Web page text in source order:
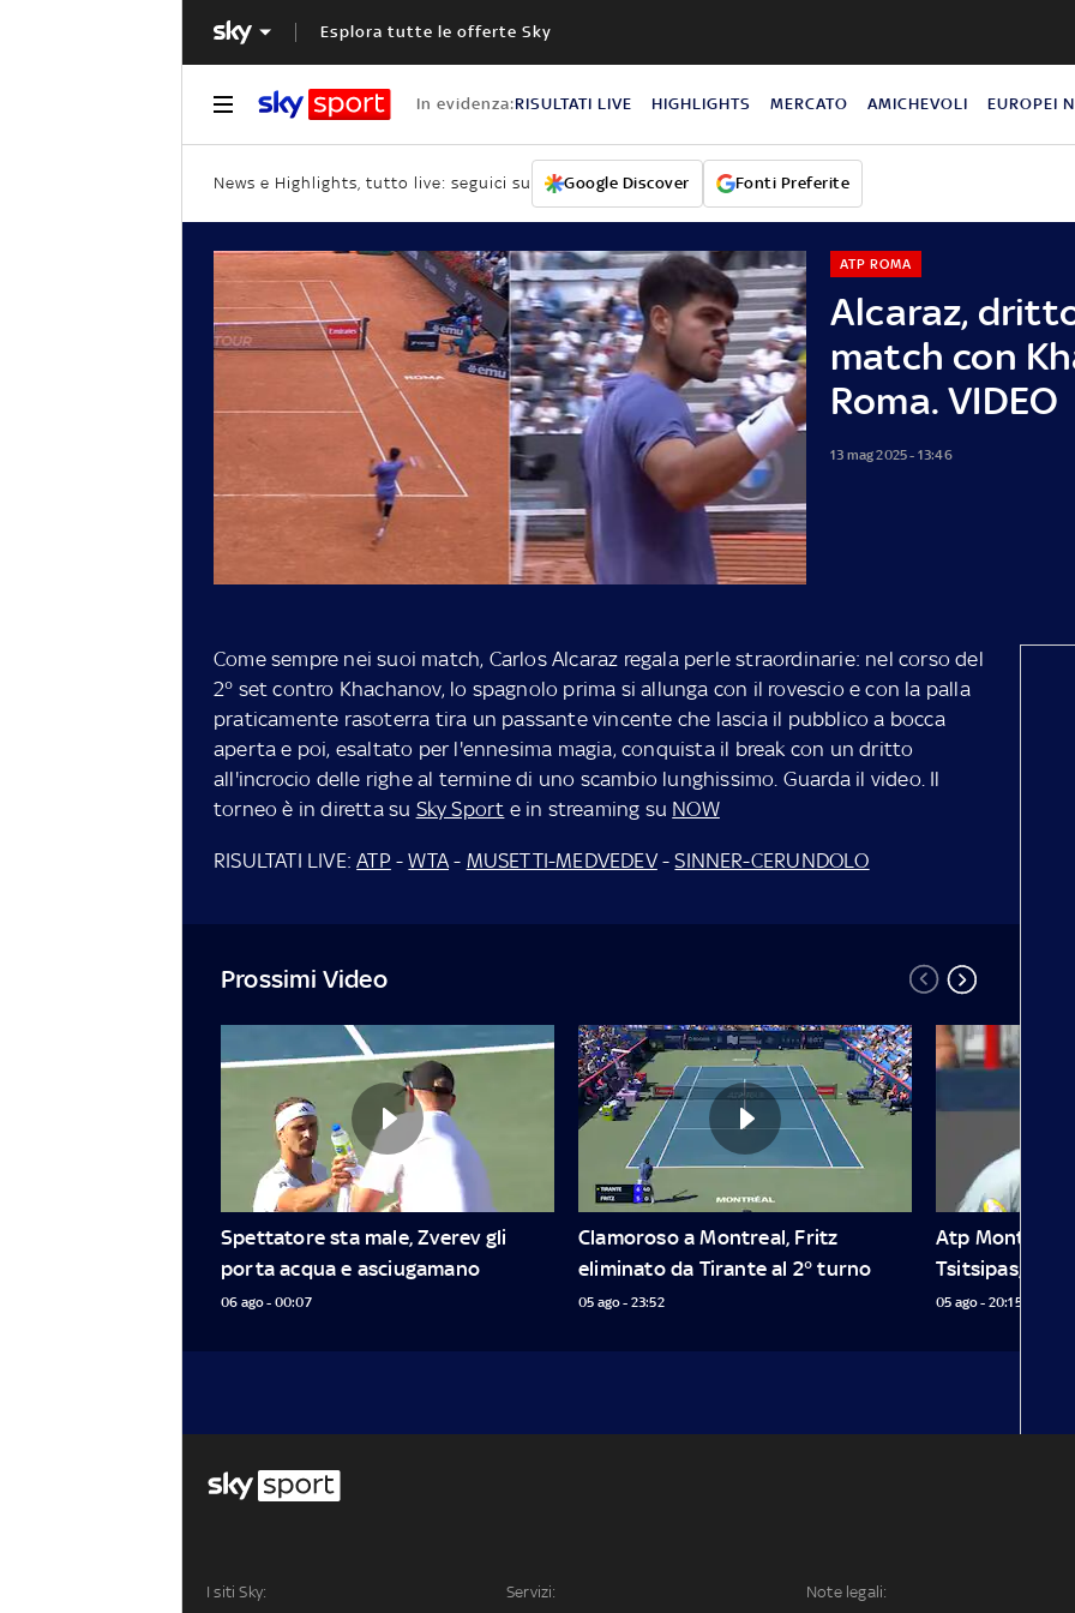
Esplora tutte le offerte Sky
In evidenza:RISULTATI LIVE HIGHLIGHTS MERCATO AMICHEVOLI EUROPEI
News e Highlights, tutto live: seguici su Google Discover Fonti Preferite
Alcaraz,
match con
Roma. VIDEO
ATP ROMA
13 mag 2025 - 13:46
Come sempre nei suoi match, Carlos Alcaraz regala perle straordinarie: nel corso del
2° set contro Khachanov, lo spagnolo prima si allunga con il rovescio e con la palla
praticamente rasoterra tira un passante vincente che lascia il pubblico a bocca
aperta e poi, esaltato per l'ennesima magia, conquista il break con un dritto
all'incrocio delle righe al termine di uno scambio lunghissimo. Guarda il video. Il
torneo è in diretta su Sky Sport e in streaming su NOW
RISULTATI LIVE:ATP -WTA - MUSETTI-MEDVEDEV-SINNER-CERUNDOLO
Prossimi Video
Spettatore sta male, Zverev gli
porta acqua e asciugamano
06 ago - 00:07
Clamoroso a Montreal, Fritz
eliminato da Tirante al 2° turno
05 ago - 23:52
Atp Montreal:
Tsitsipas, è al
05 ago - 20:15
I siti Sky: Servizi: Note legali: